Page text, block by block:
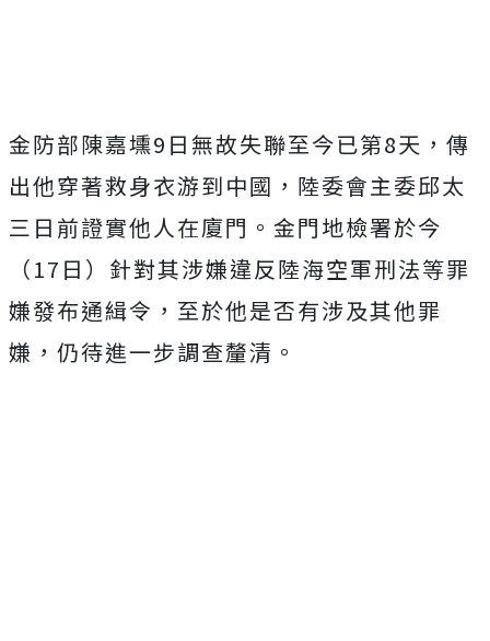
金防部陳嘉壎9日無故失聯至今已第8天，傳
出他穿著救身衣游到中國，陸委會主委邱太
三日前證實他人在廈門。金門地檢署於今
（17日）針對其涉嫌違反陸海空軍刑法等罪
嫌發布通緝令，至於他是否有涉及其他罪
嫌，仍待進一步調查釐清。